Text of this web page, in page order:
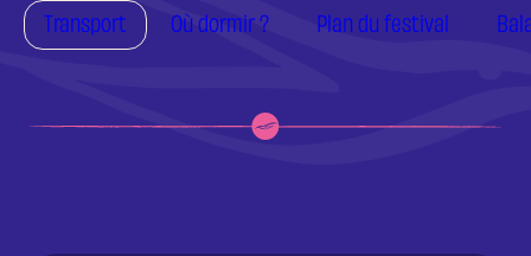
Transport Où dormir ? Plan du festival